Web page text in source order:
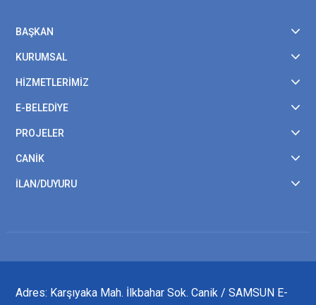
BAŞKAN
KURUMSAL
HİZMETLERİMİZ
E-BELEDİYE
PROJELER
CANİK
İLAN/DUYURU
Adres: Karşıyaka Mah. İlkbahar Sok. Canik / SAMSUN E-